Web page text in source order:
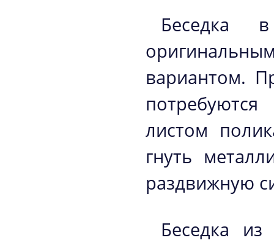
Беседка
вариантом.
листом
гнуть
раздвижную
Беседка